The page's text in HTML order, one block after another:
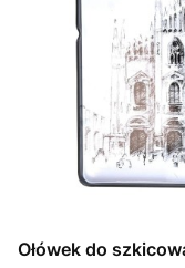
Ołówek do